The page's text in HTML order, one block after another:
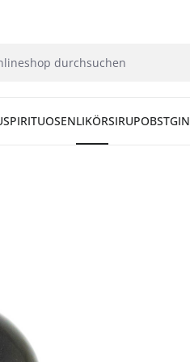
SPIRITUOSENLIKÖRSIRUPOBSTGIN